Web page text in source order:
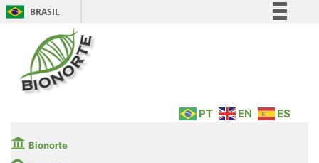
BRASIL
Legislação
PT EN ES
Bionorte